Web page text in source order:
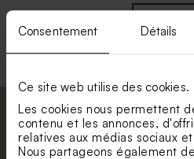
Consentement Détails
Ce site web utilise des cookies.
Les cookies nous permettent
contenu et les annonces,
relatives aux médias sociaux
Nous partageons également
Voir +
Abonnez-vous à la
informé. Petite surprise